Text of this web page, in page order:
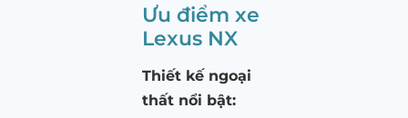
Ưu điểm xe
Lexus NX
Thiết kế ngoại
thất nổi bật: